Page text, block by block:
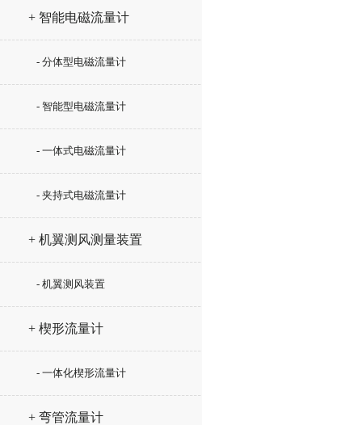
+ 智能电磁流量计
- 分体型电磁流量计
- 智能型电磁流量计
- 一体式电磁流量计
- 夹持式电磁流量计
+ 机翼测风测量装置
- 机翼测风装置
+ 楔形流量计
- 一体化楔形流量计
+ 弯管流量计